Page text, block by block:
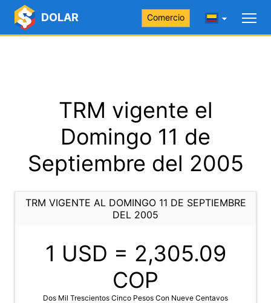
DOLAR Comercio
TRM vigente el
Domingo 11 de
Septiembre del 2005
TRM VIGENTE AL DOMINGO 11 DE SEPTIEMBRE
DEL 2005
1 USD = 2,305.09
COP
Dos Mil Trescientos Cinco Pesos Con Nueve Centavos